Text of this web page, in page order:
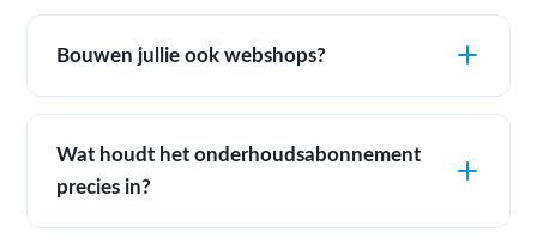
Bouwen jullie ook webshops?
Wat houdt het onderhoudsabonnement
precies in?